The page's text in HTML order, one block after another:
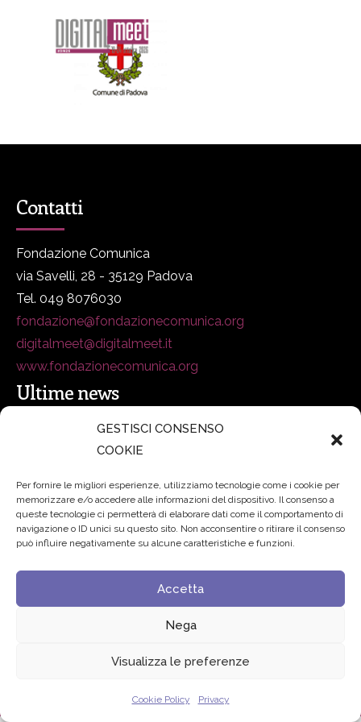
GESTISCI CONSENSO
COOKIE
Per fornire le migliori esperienze, utilizziamo tecnologie come i cookie per
memorizzare e/o accedere alle informazioni del dispositivo. Il consenso a
queste tecnologie ci permetterà di elaborare dati come il comportamento di
navigazione o ID unici su questo sito. Non acconsentire o ritirare il consenso
può influire negativamente su alcune caratteristiche e funzioni.
Accetta
Nega
Visualizza le preferenze
Cookie Policy Privacy
Contatti
Fondazione Comunica
via Savelli, 28 - 35129 Padova
Tel. 049 8076030
fondazione@fondazionecomunica.org
digitalmeet@digitalmeet.it
www.fondazionecomunica.org
Ultime news
secsolutionforum 2026: è Bologna la nuova capitale
Padre Benanti: «Intelligenza artificiale? Contro i nuovi
algoritmi del potere serve una governance condivisa»
Edvance – Digital Education Hub Higher Education